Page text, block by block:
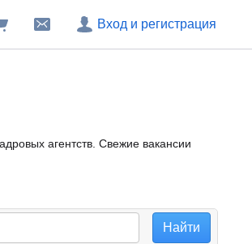
Вход и регистрация
агентств. Свежие вакансии